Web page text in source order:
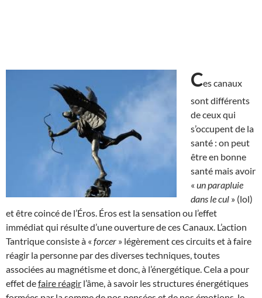
Ces canaux
sont différents
de ceux qui
s’occupent de la
santé : on peut
être en bonne
santé mais avoir
« un parapluie
dans le cul » (lol)
et être coincé de l’Éros. Éros est la sensation ou l’effet
immédiat qui résulte d’une ouverture de ces Canaux. L’action
Tantrique consiste à « forcer » légèrement ces circuits et à faire
réagir la personne par des diverses techniques, toutes
associées au magnétisme et donc, à l’énergétique. Cela a pour
effet defaire réagir l’âme, à savoir les structures énergétiques